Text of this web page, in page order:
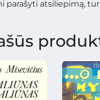
parašyti atsiliepimą,